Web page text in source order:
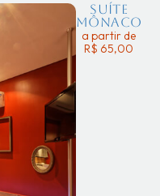
Suíte
Mônaco
a partir de
R$ 65,00